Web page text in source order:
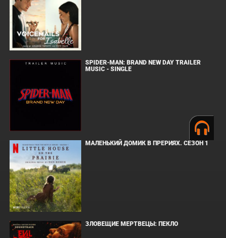
SPIDER-MAN: BRAND NEW DAY TRAILER
MUSIC - SINGLE
МАЛЕНЬКИЙ ДОМИК В ПРЕРИЯХ. СЕЗОН 1
ЗЛОВЕЩИЕ МЕРТВЕЦЫ: ПЕКЛО